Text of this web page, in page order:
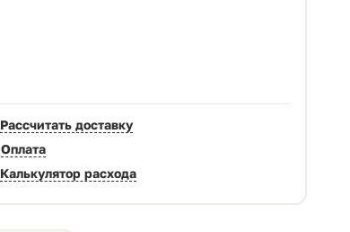
Рассчитать доставку
Оплата
Калькулятор расхода